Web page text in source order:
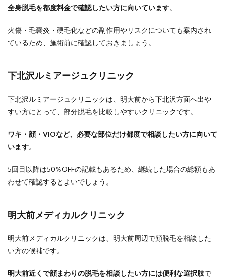
全身脱毛を都度料金で確認したい方に向いています。
火傷・毛嚢炎・硬毛化などの副作用やリスクについても案内され
ているため、施術前に確認しておきましょう。
下北沢ルミアージュクリニック
下北沢ルミアージュクリニックは、明大前から下北沢方面へ出や
すい方にとって、部分脱毛を比較しやすいクリニックです。
ワキ・顔・VIOなど、必要な部位だけ都度で相談したい方に向いて
います。
5回目以降は50％OFFの記載もあるため、継続した場合の総額もあ
わせて確認するとよいでしょう。
明大前メディカルクリニック
明大前メディカルクリニックは、明大前周辺で顔脱毛を相談した
い方の候補です。
明大前近くで顔まわりの脱毛を相談したい方には便利な選択肢で